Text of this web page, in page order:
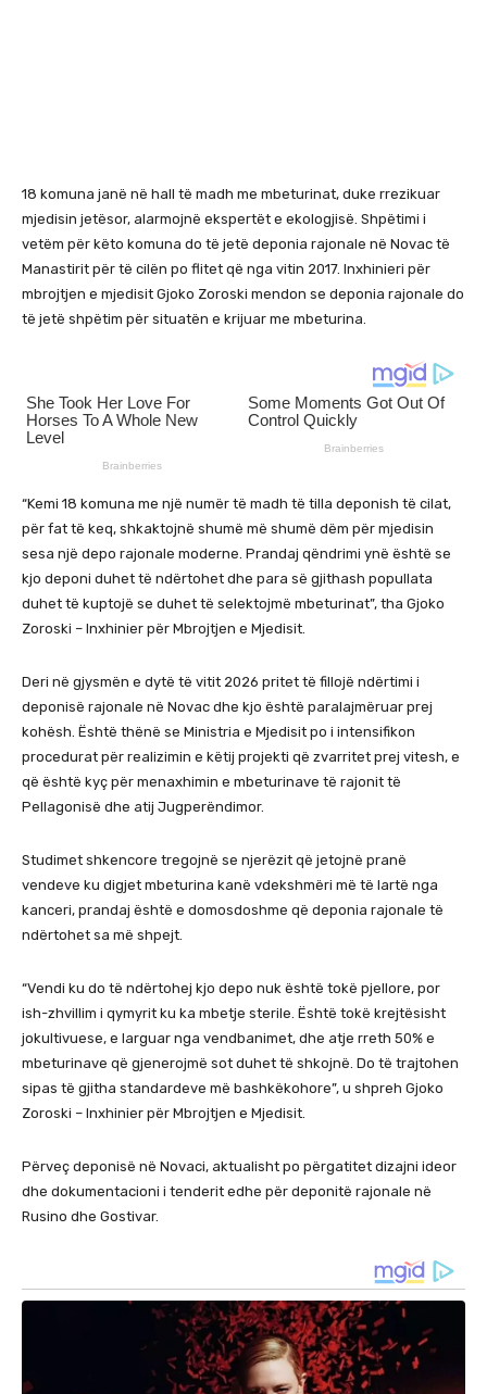
18 komuna janë në hall të madh me mbeturinat, duke rrezikuar
mjedisin jetësor, alarmojnë ekspertët e ekologjisë. Shpëtimi i
vetëm për këto komuna do të jetë deponia rajonale në Novac të
Manastirit për të cilën po flitet që nga vitin 2017. Inxhinieri për
mbrojtjen e mjedisit Gjoko Zoroski mendon se deponia rajonale do
të jetë shpëtim për situatën e krijuar me mbeturina.
“Kemi 18 komuna me një numër të madh të tilla deponish të cilat,
për fat të keq, shkaktojnë shumë më shumë dëm për mjedisin
sesa një depo rajonale moderne. Prandaj qëndrimi ynë është se
kjo deponi duhet të ndërtohet dhe para së gjithash popullata
duhet të kuptojë se duhet të selektojmë mbeturinat”, tha Gjoko
Zoroski – Inxhinier për Mbrojtjen e Mjedisit.
Deri në gjysmën e dytë të vitit 2026 pritet të fillojë ndërtimi i
deponisë rajonale në Novac dhe kjo është paralajmëruar prej
kohësh. Është thënë se Ministria e Mjedisit po i intensifikon
procedurat për realizimin e këtij projekti që zvarritet prej vitesh, e
që është kyç për menaxhimin e mbeturinave të rajonit të
Pellagonisë dhe atij Jugperëndimor.
Studimet shkencore tregojnë se njerëzit që jetojnë pranë
vendeve ku digjet mbeturina kanë vdekshmëri më të lartë nga
kanceri, prandaj është e domosdoshme që deponia rajonale të
ndërtohet sa më shpejt.
“Vendi ku do të ndërtohej kjo depo nuk është tokë pjellore, por
ish-zhvillim i qymyrit ku ka mbetje sterile. Është tokë krejtësisht
jokultivuese, e larguar nga vendbanimet, dhe atje rreth 50% e
mbeturinave që gjenerojmë sot duhet të shkojnë. Do të trajtohen
sipas të gjitha standardeve më bashkëkohore”, u shpreh Gjoko
Zoroski – Inxhinier për Mbrojtjen e Mjedisit.
Përveç deponisë në Novaci, aktualisht po përgatitet dizajni ideor
dhe dokumentacioni i tenderit edhe për deponitë rajonale në
Rusino dhe Gostivar.